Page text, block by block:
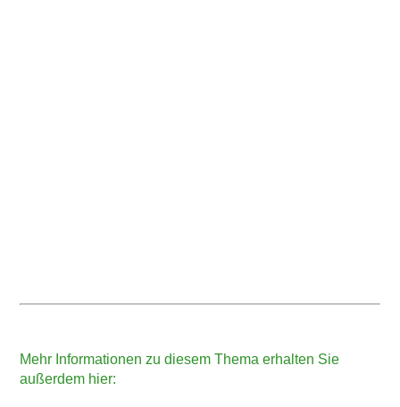
Mehr Informationen zu diesem Thema erhalten Sie
außerdem hier: